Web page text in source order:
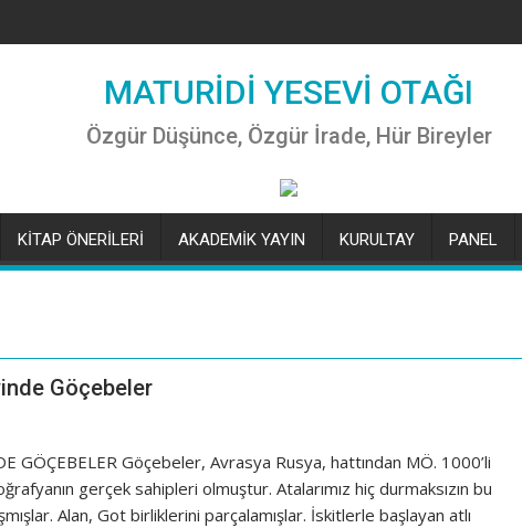
MATURİDİ YESEVİ OTAĞI
Özgür Düşünce, Özgür İrade, Hür Bireyler
KİTAP ÖNERİLERİ AKADEMİK YAYIN KURULTAY PANEL
Göçebeler
GÖÇEBELER Göçebeler, Avrasya Rusya, hattından MÖ. 1000’li
gerçek sahipleri olmuştur. Atalarımız hiç durmaksızın bu
Alan, Got birliklerini parçalamışlar. İskitlerle başlayan atlı